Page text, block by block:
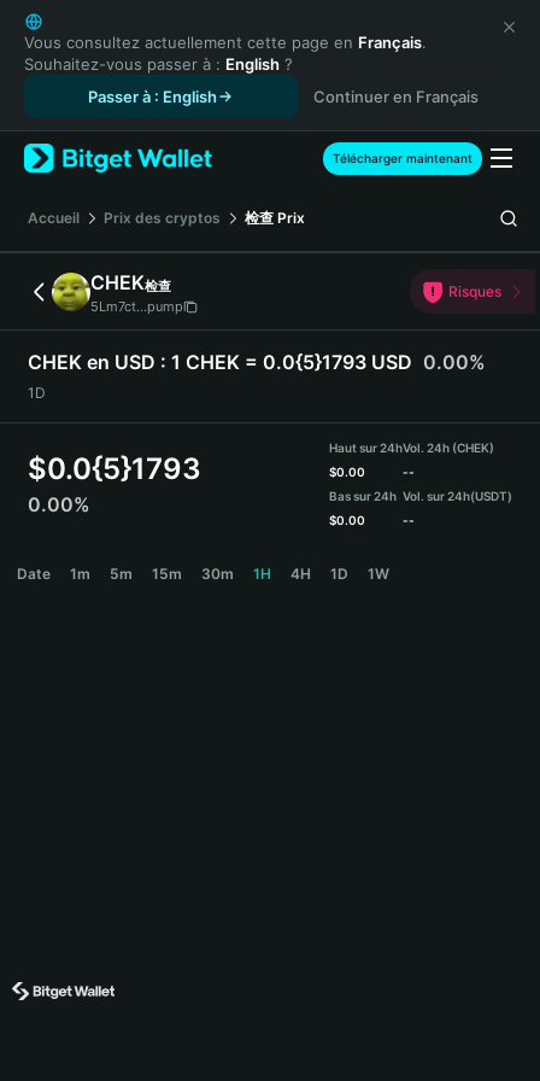
English
日本語
Tiếng Việt
Español (Latinoamérica)
Türkçe
Français
Deutsch
简体中文
繁體中文
Português (Portugal)
Bahasa Indonesia
ภาษาไทย
हिन्दी
Español
Português (Brasil)
Vous consultez actuellement cette page en Français.
Souhaitez-vous passer à : English ?
Passer à : English
Continuer en Français
Télécharger maintenant
Accueil Prix des cryptos 检查 Prix
CHEK检查
5Lm7ct...pump
Risques
CHEK en USD : 1 CHEK = 0.0{5}1793 USD 0.00%
1D
$0.0{5}1793
0.00%
Haut sur 24h
$0.00
Bas sur 24h
$0.00
Vol. 24h (CHEK)
--
Vol. sur 24h(USDT)
--
Date 1m 5m 15m 30m 1H 4H 1D 1W